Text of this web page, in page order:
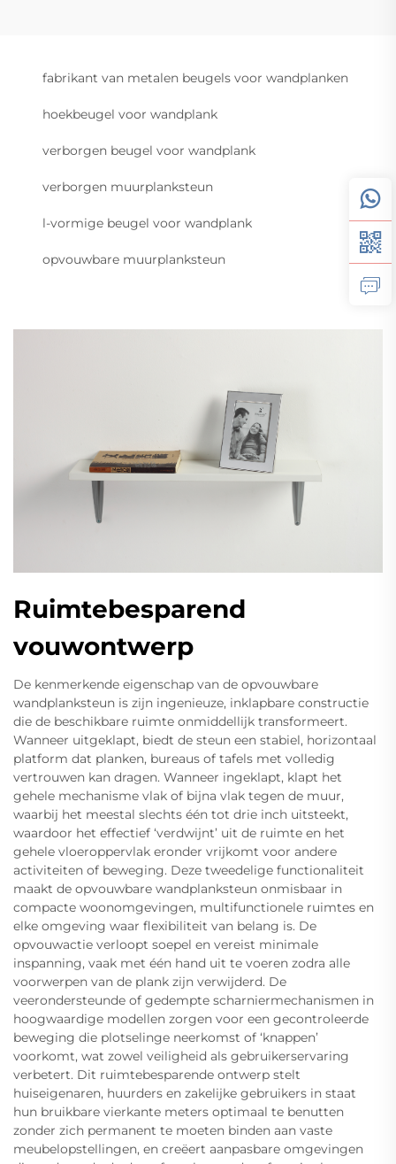
fabrikant van metalen beugels voor wandplanken
hoekbeugel voor wandplank
verborgen beugel voor wandplank
verborgen muurplanksteun
l-vormige beugel voor wandplank
opvouwbare muurplanksteun
Ruimtebesparend
vouwontwerp
De kenmerkende eigenschap van de opvouwbare
wandplanksteun is zijn ingenieuze, inklapbare constructie
die de beschikbare ruimte onmiddellijk transformeert.
Wanneer uitgeklapt, biedt de steun een stabiel, horizontaal
platform dat planken, bureaus of tafels met volledig
vertrouwen kan dragen. Wanneer ingeklapt, klapt het
gehele mechanisme vlak of bijna vlak tegen de muur,
waarbij het meestal slechts één tot drie inch uitsteekt,
waardoor het effectief ‘verdwijnt’ uit de ruimte en het
gehele vloeroppervlak eronder vrijkomt voor andere
activiteiten of beweging. Deze tweedelige functionaliteit
maakt de opvouwbare wandplanksteun onmisbaar in
compacte woonomgevingen, multifunctionele ruimtes en
elke omgeving waar flexibiliteit van belang is. De
opvouwactie verloopt soepel en vereist minimale
inspanning, vaak met één hand uit te voeren zodra alle
voorwerpen van de plank zijn verwijderd. De
veerondersteunde of gedempte scharniermechanismen in
hoogwaardige modellen zorgen voor een gecontroleerde
beweging die plotselinge neerkomst of ‘knappen’
voorkomt, wat zowel veiligheid als gebruikerservaring
verbetert. Dit ruimtebesparende ontwerp stelt
huiseigenaren, huurders en zakelijke gebruikers in staat
hun bruikbare vierkante meters optimaal te benutten
zonder zich permanent te moeten binden aan vaste
meubelopstellingen, en creëert aanpasbare omgevingen